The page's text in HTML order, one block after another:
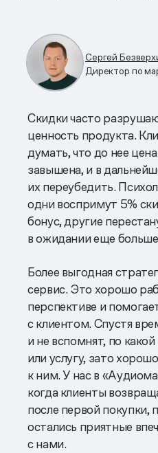
Сергей
Директор по
Скидки часто
ценность продукта.
думать, что до нее
завышена, и в
их переубедить.
одни воспримут 5%
бонус, другие
в ожидании еще
Более выгодная
сервис. Это хорошо
перспективе и
с клиентом. Спустя
и не вспомнят, по
или услугу, зато
к ним. У нас в
когда клиенты
после первой покупки,
остались приятные
с нами.